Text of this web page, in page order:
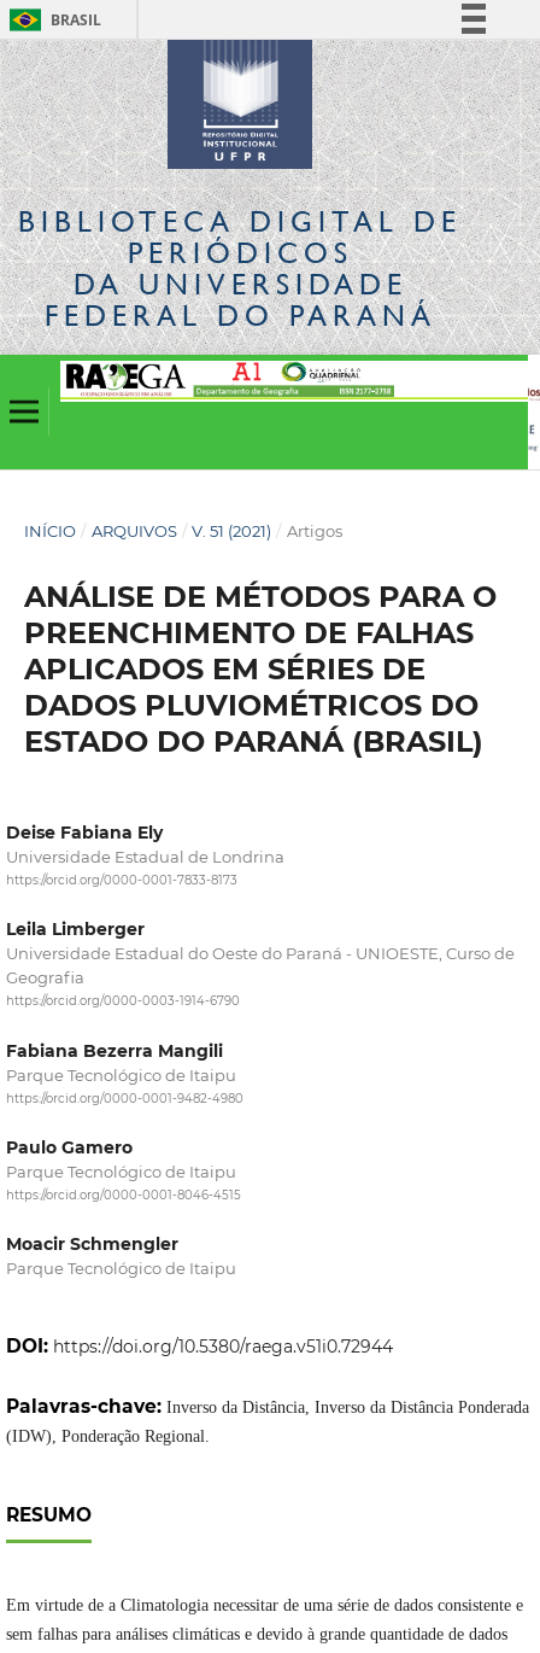
BRASIL
Simplifique!
Comunica BR
Participe
Acesso à informação
Legislação
Canais
BIBLIOTECA DIGITALDE
PERIÓDICOS
DA UNIVERSIDADE
FEDERAL DO PARANÁ
INÍCIO / ARQUIVOS / V. 51 (2021) / Artigos
ANÁLISE DE MÉTODOS PARA O
PREENCHIMENTO DE FALHAS
APLICADOS EM SÉRIES DE
DADOS PLUVIOMÉTRICOS DO
ESTADO DO PARANÁ (BRASIL)
Deise Fabiana Ely
Universidade Estadual de Londrina
https://orcid.org/0000-0001-7833-8173
Leila Limberger
Universidade Estadual do Oeste do Paraná - UNIOESTE, Curso de
Geografia
https://orcid.org/0000-0003-1914-6790
Fabiana Bezerra Mangili
Parque Tecnológico de Itaipu
https://orcid.org/0000-0001-9482-4980
Paulo Gamero
Parque Tecnológico de Itaipu
https://orcid.org/0000-0001-8046-4515
Moacir Schmengler
Parque Tecnológico de Itaipu
DOI: https://doi.org/10.5380/raega.v51i0.72944
Palavras-chave: Inverso da Distância, Inverso da Distância Ponderada
(IDW), Ponderação Regional.
RESUMO
Em virtude de a Climatologia necessitar de uma série de dados consistente e
sem falhas para análises climáticas e devido à grande quantidade de dados